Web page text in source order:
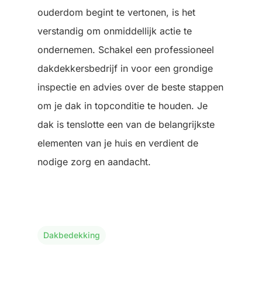
ouderdom begint te vertonen, is het
verstandig om onmiddellijk actie te
ondernemen. Schakel een professioneel
dakdekkersbedrijf in voor een grondige
inspectie en advies over de beste stappen
om je dak in topconditie te houden. Je
dak is tenslotte een van de belangrijkste
elementen van je huis en verdient de
nodige zorg en aandacht.
Dakbedekking